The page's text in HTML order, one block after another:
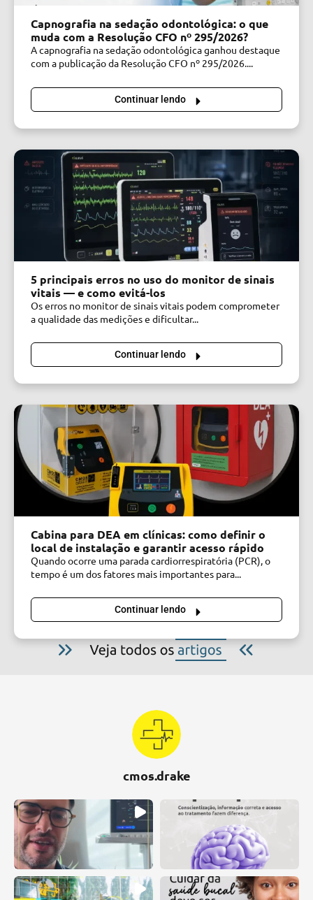
Capnografia na sedação odontológica: o que
muda com a Resolução CFO nº 295/2026?
A capnografia na sedação odontológica ganhou destaque
com a publicação da Resolução CFO nº 295/2026....
Continuar lendo
5 principais erros no uso do monitor de sinais
vitais — e como evitá-los
Os erros no monitor de sinais vitais podem comprometer
a qualidade das medições e dificultar...
Continuar lendo
Cabina para DEA em clínicas: como definir o
local de instalação e garantir acesso rápido
Quando ocorre uma parada cardiorrespiratória (PCR), o
tempo é um dos fatores mais importantes para...
Continuar lendo
cmos.drake